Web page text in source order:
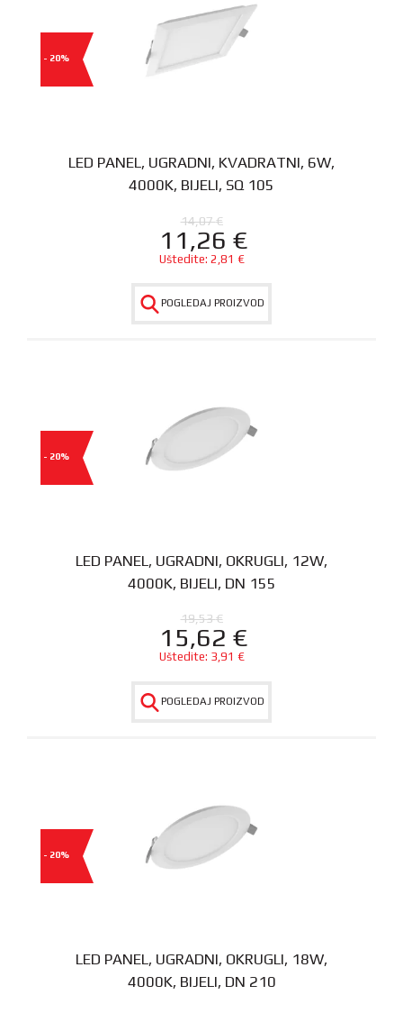
- 20%
LED PANEL, UGRADNI, KVADRATNI, 6W,
4000K, BIJELI, SQ 105
14,07€
11,26 €
Uštedite: 2,81 €
POGLEDAJ PROIZVOD
- 20%
LED PANEL, UGRADNI, OKRUGLI, 12W,
4000K, BIJELI, DN 155
19,53€
15,62 €
Uštedite: 3,91 €
POGLEDAJ PROIZVOD
- 20%
LED PANEL, UGRADNI, OKRUGLI, 18W,
4000K, BIJELI, DN 210